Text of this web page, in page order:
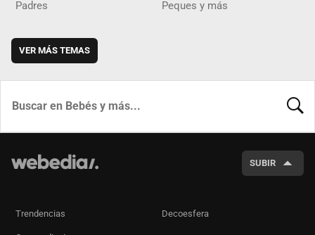
Padres Peques y más
VER MÁS TEMAS
SUBIR
Trendencias Decoesfera